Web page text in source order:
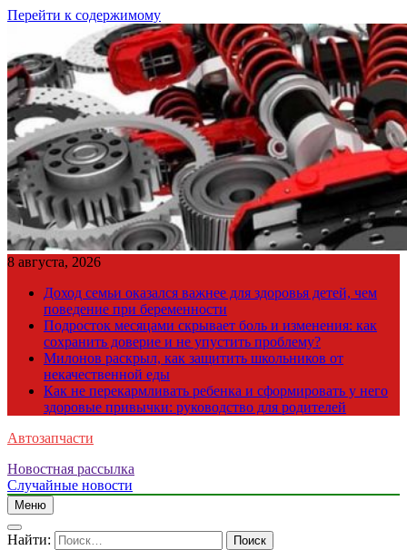
Перейти к содержимому
8 августа, 2026
Доход семьи оказался важнее для здоровья детей, чем
поведение при беременности
Подросток месяцами скрывает боль и изменения: как
сохранить доверие и не упустить проблему?
Милонов раскрыл, как защитить школьников от
некачественной еды
Как не перекармливать ребенка и сформировать у него
здоровые привычки: руководство для родителей
Автозапчасти
Новостная рассылка
Случайные новости
Меню
Найти: